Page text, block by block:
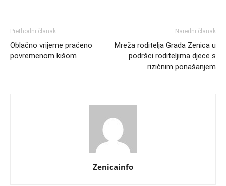
Prethodni članak
Oblačno vrijeme praćeno
povremenom kišom
Naredni članak
Mreža roditelja Grada Zenica u
podršci roditeljima djece s
rizičnim ponašanjem
Zenicainfo